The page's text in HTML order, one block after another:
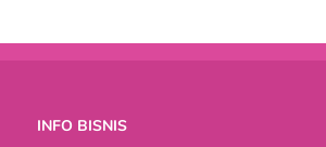
INFO BISNIS